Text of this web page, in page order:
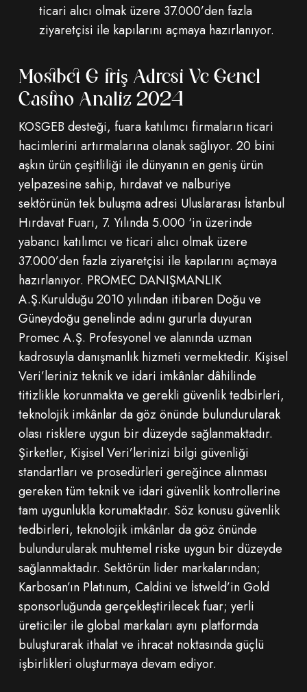
ticari alıcı olmak üzere 37.000’den fazla
ziyaretçisi ile kapılarını açmaya hazırlanıyor.
Mostbet Giriş Adresi Ve Genel
Casino Analiz 2024
KOSGEB desteği, fuara katılımcı firmaların ticari
hacimlerini artırmalarına olanak sağlıyor. 20 bini
aşkın ürün çeşitliliği ile dünyanın en geniş ürün
yelpazesine sahip, hırdavat ve nalburiye
sektörünün tek buluşma adresi Uluslararası İstanbul
Hırdavat Fuarı, 7. Yılında 5.000 ‘in üzerinde
yabancı katılımcı ve ticari alıcı olmak üzere
37.000’den fazla ziyaretçisi ile kapılarını açmaya
hazırlanıyor. PROMEC DANIŞMANLIK
A.Ş.Kurulduğu 2010 yılından itibaren Doğu ve
Güneydoğu genelinde adını gururla duyuran
Promec A.Ş. Profesyonel ve alanında uzman
kadrosuyla danışmanlık hizmeti vermektedir. Kişisel
Veri’leriniz teknik ve idari imkânlar dâhilinde
titizlikle korunmakta ve gerekli güvenlik tedbirleri,
teknolojik imkânlar da göz önünde bulundurularak
olası risklere uygun bir düzeyde sağlanmaktadır.
Şirketler, Kişisel Veri’lerinizi bilgi güvenliği
standartları ve prosedürleri gereğince alınması
gereken tüm teknik ve idari güvenlik kontrollerine
tam uygunlukla korumaktadır. Söz konusu güvenlik
tedbirleri, teknolojik imkânlar da göz önünde
bulundurularak muhtemel riske uygun bir düzeyde
sağlanmaktadır. Sektörün lider markalarından;
Karbosan’ın Platınum, Caldini ve İstweld’in Gold
sponsorluğunda gerçekleştirilecek fuar; yerli
üreticiler ile global markaları aynı platformda
buluşturarak ithalat ve ihracat noktasında güçlü
işbirlikleri oluşturmaya devam ediyor.